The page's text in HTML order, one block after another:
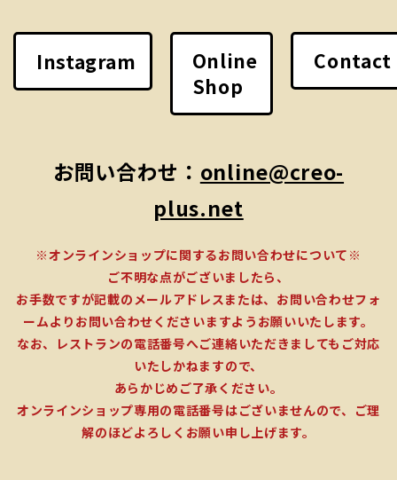
Instagram
Online
Shop
Contact
お問い合わせ： online@creo-
plus.net
※オンラインショップに関するお問い合わせについて※
ご不明な点がございましたら、
お手数ですが記載のメールアドレスまたは、お問い合わせフォ
ームよりお問い合わせくださいますようお願いいたします。
なお、レストランの電話番号へご連絡いただきましてもご対応
いたしかねますので、
あらかじめご了承ください。
オンラインショップ専用の電話番号はございませんので、ご理
解のほどよろしくお願い申し上げます。